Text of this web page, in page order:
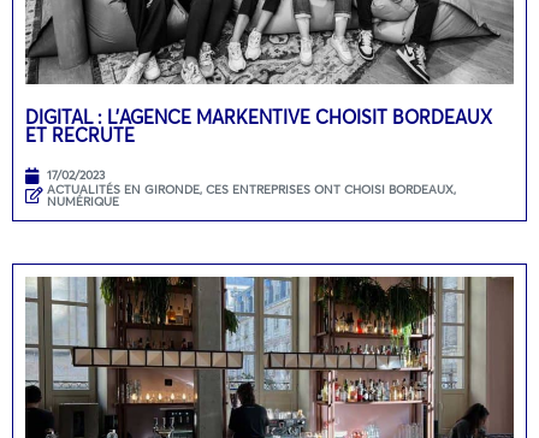
DIGITAL : L’AGENCE MARKENTIVE CHOISIT BORDEAUX
ET RECRUTE
17/02/2023
ACTUALITÉS EN GIRONDE, CES ENTREPRISES ONT CHOISI BORDEAUX,
NUMÉRIQUE